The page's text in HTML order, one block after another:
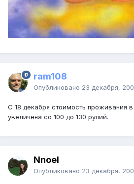
ram108
Опубликовано 23 декабря,
C 18 декабря стоимость проживания
увеличена со 100 до 130 рупий.
Nnoel
Опубликовано 23 декабря,